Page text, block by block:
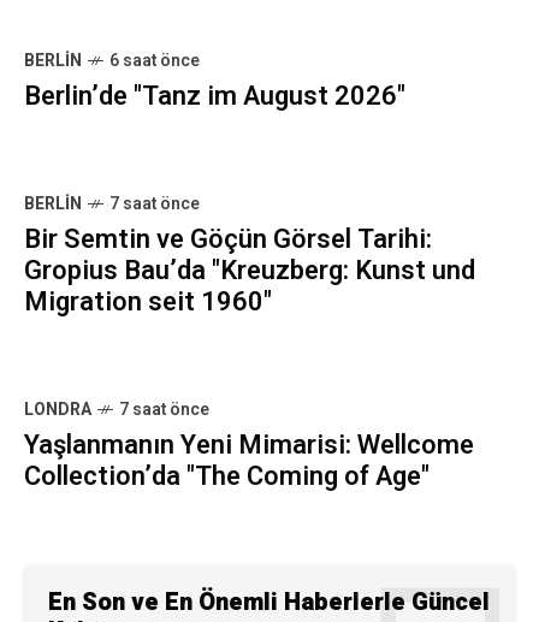
BERLIN 6 saat önce
Berlin’de "Tanz im August 2026"
BERLIN 7 saat önce
Bir Semtin ve Göçün Görsel Tarihi:
Gropius Bau’da "Kreuzberg: Kunst und
Migration seit 1960"
LONDRA 7 saat önce
Yaşlanmanın Yeni Mimarisi: Wellcome
Collection’da "The Coming of Age"
En Son ve En Önemli Haberlerle Güncel